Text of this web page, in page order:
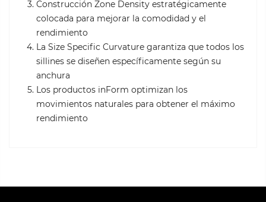
Construcción Zone Density estratégicamente
colocada para mejorar la comodidad y el
rendimiento
La Size Specific Curvature garantiza que todos los
sillines se diseñen específicamente según su
anchura
Los productos inForm optimizan los
movimientos naturales para obtener el máximo
rendimiento